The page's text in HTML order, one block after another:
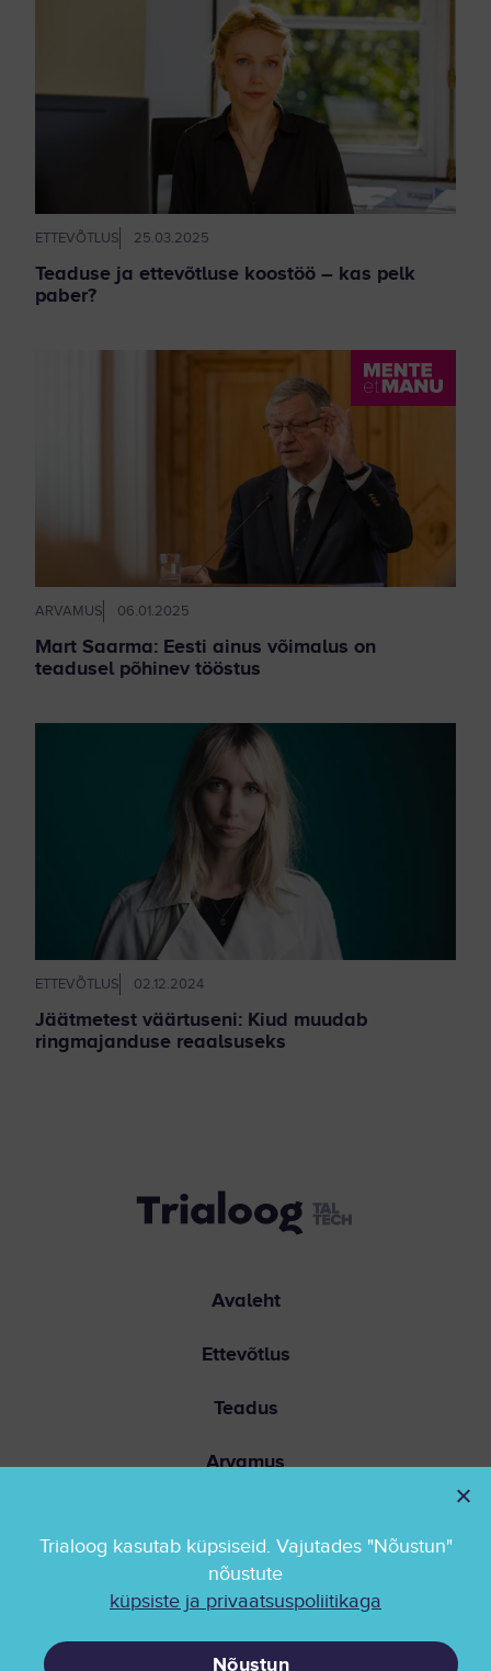
ETTEVÕTLUS 25.03.2025
Teaduse ja ettevõtluse koostöö – kas pelk
paber?
ARVAMUS 06.01.2025
Mart Saarma: Eesti ainus võimalus on
teadusel põhinev tööstus
ETTEVÕTLUS 02.12.2024
Jäätmetest väärtuseni: Kiud muudab
ringmajanduse reaalsuseks
Avaleht
Ettevõtlus
Teadus
Arvamus
Kontakt
Trialoog kasutab küpsiseid. Vajutades "Nõustun"
nõustute
küpsiste ja privaatsuspoliitikaga
Nõustun